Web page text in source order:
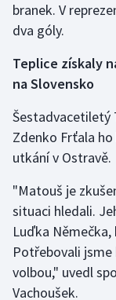
Parasport
Plážový volejbal
Ragby
Rychlobruslení
Rychlostní
Short track
Sportovní
branek. V
dva góly.
Teplice získaly
na Slovensko
Šestadvacetiletý
Zdenko Frťala
utkání v Ostravě.
"Matouš je
situaci hledali.
Luďka
Potřebovali
volbou," uvedl
Vachoušek.